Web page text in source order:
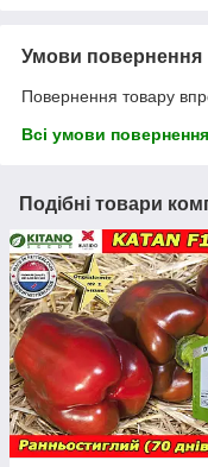
Умови повернення
Повернення товару
Всі умови повернення
Подібні товари